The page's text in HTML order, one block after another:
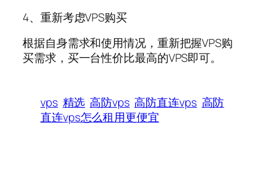
4、重新考虑VPS购买
根据自身需求和使用情况，重新把握VPS购
买需求，买一台性价比最高的VPS即可。
vps 精选 高防vps 高防直连vps 高防
直连vps怎么租用更便宜